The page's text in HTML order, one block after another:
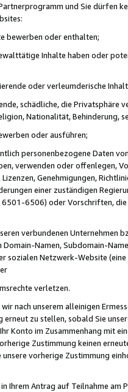
und Sie dürfen
bewerben oder enthalten;
Inhalte haben oder
oder verleumderische
schädliche, die Privatsphäre
Nationalität, Behinderung,
oder ausführen;
personenbezogene Daten
verwenden oder offenlegen,
Genehmigungen,
einer zuständigen
6501-6506) oder Vorschriften,
verbundenen Unternehmen
Domain-Namen, Subdomain-
sozialen Netzwerk-Website
verletzen.
nach unserem alleinigen
zu stellen, sobald Sie
Konto im Zusammenhang mit
Zustimmung keinen
unsere vorherige Zustimmung
in Ihrem Antrag auf Teilnahme